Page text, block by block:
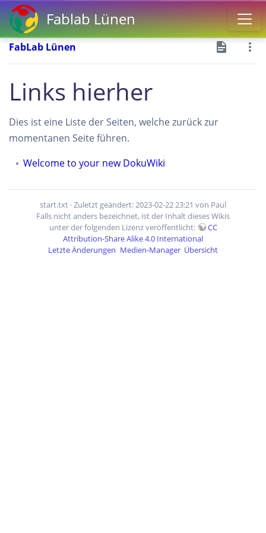
Fablab Lünen
FabLab Lünen
Links hierher
Dies ist eine Liste der Seiten, welche zurück zur
momentanen Seite führen.
Welcome to your new DokuWiki
start.txt · Zuletzt geändert: 2023-02-22 23:21 von Paul
Falls nicht anders bezeichnet, ist der Inhalt dieses Wikis
unter der folgenden Lizenz veröffentlicht:
CC
Attribution-Share Alike 4.0 International
Letzte Änderungen Medien-Manager Übersicht